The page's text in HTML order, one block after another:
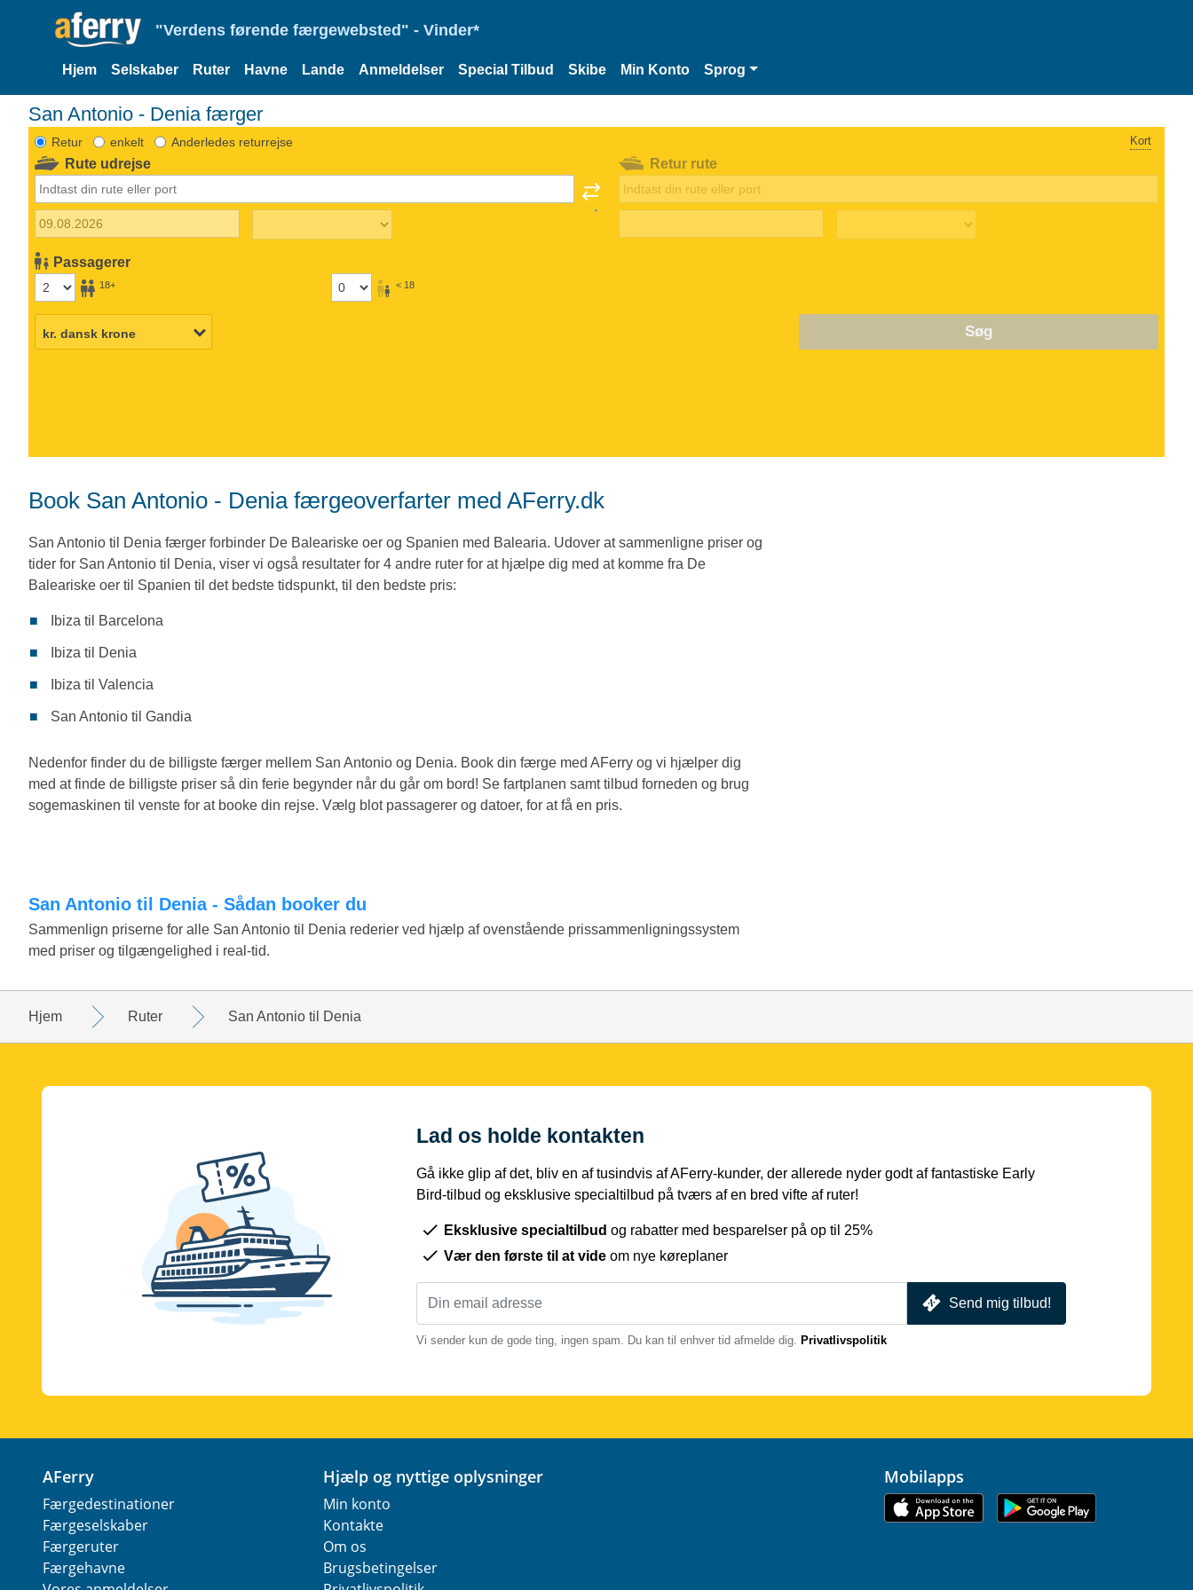
"Verdens førende færgewebsted" - Vinder*
Hjem Selskaber Ruter Havne Lande Anmeldelser Special Tilbud Skibe Min Konto Sprog
San Antonio - Denia færger
Retur enkelt Anderledes returrejse Kort
Rute udrejse
Passagerer
18+ < 18
Retur rute
Søg
Book San Antonio - Denia færgeoverfarter med AFerry.dk
San Antonio til Denia færger forbinder De Baleariske oer og Spanien med Balearia. Udover at sammenligne priser og
tider for San Antonio til Denia, viser vi også resultater for 4 andre ruter for at hjælpe dig med at komme fra De
Baleariske oer til Spanien til det bedste tidspunkt, til den bedste pris:
Ibiza til Barcelona
Ibiza til Denia
Ibiza til Valencia
San Antonio til Gandia
Nedenfor finder du de billigste færger mellem San Antonio og Denia. Book din færge med AFerry og vi hjælper dig
med at finde de billigste priser så din ferie begynder når du går om bord! Se fartplanen samt tilbud forneden og brug
sogemaskinen til venste for at booke din rejse. Vælg blot passagerer og datoer, for at få en pris.
San Antonio til Denia - Sådan booker du
Sammenlign priserne for alle San Antonio til Denia rederier ved hjælp af ovenstående prissammenligningssystem
med priser og tilgængelighed i real-tid.
Hjem Ruter San Antonio til Denia
Lad os holde kontakten
Gå ikke glip af det, bliv en af tusindvis af AFerry-kunder, der allerede nyder godt af fantastiske Early
Bird-tilbud og eksklusive specialtilbud på tværs af en bred vifte af ruter!
Eksklusive specialtilbud og rabatter med besparelser på op til 25%
Vær den første til at vide om nye køreplaner
Send mig tilbud!
Vi sender kun de gode ting, ingen spam. Du kan til enhver tid afmelde dig. Privatlivspolitik
AFerry
Færgedestinationer
Færgeselskaber
Færgeruter
Færgehavne
Hjælp og nyttige oplysninger
Min konto
Kontakte
Om os
Brugsbetingelser
Mobilapps